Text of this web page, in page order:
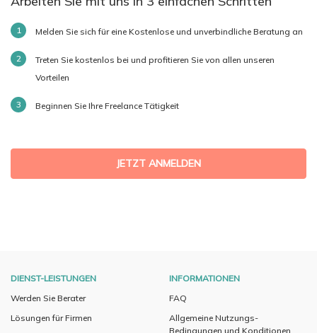
Melden Sie sich für eine Kostenlose und unverbindliche Beratung an
Treten Sie kostenlos bei und profitieren Sie von allen unseren
Vorteilen
Beginnen Sie Ihre Freelance Tätigkeit
JETZT ANMELDEN
DIENST-LEISTUNGEN
Werden Sie Berater
Lösungen für Firmen
INFORMATIONEN
FAQ
Allgemeine Nutzungs-
Bedingungen und Konditionen